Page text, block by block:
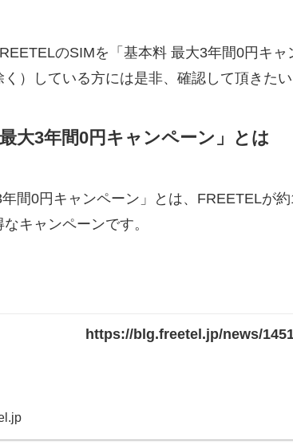
のSIMを「基本料 最大3年間0円キ
）している方には是非、確認して頂きたい
最大3年間0円キャンペーン」とは
年間0円キャンペーン」とは、FREETELが
キャンペーンです。
https://blg.freetel.jp/news/